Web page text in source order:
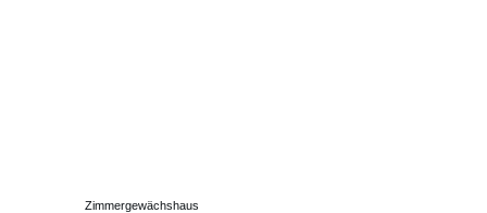
Zimmergewächshaus